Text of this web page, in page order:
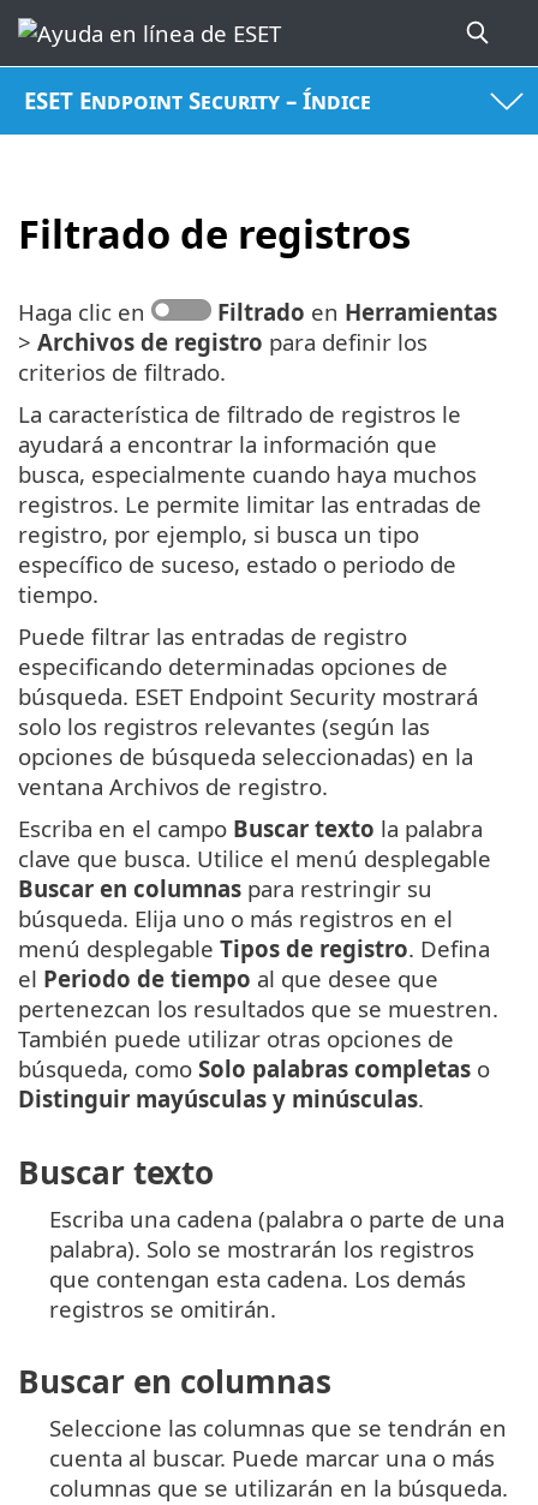
ESET Endpoint Security – Índice
Filtrado de registros
Haga clic en Filtrado en Herramientas
> Archivos de registro para definir los
criterios de filtrado.
La característica de filtrado de registros le
ayudará a encontrar la información que
busca, especialmente cuando haya muchos
registros. Le permite limitar las entradas de
registro, por ejemplo, si busca un tipo
específico de suceso, estado o periodo de
tiempo.
Puede filtrar las entradas de registro
especificando determinadas opciones de
búsqueda. ESET Endpoint Security mostrará
solo los registros relevantes (según las
opciones de búsqueda seleccionadas) en la
ventana Archivos de registro.
Escriba en el campo Buscar texto la palabra
clave que busca. Utilice el menú desplegable
Buscar en columnas para restringir su
búsqueda. Elija uno o más registros en el
menú desplegable Tipos de registro. Defina
el Periodo de tiempo al que desee que
pertenezcan los resultados que se muestren.
También puede utilizar otras opciones de
búsqueda, como Solo palabras completas o
Distinguir mayúsculas y minúsculas.
Buscar texto
Escriba una cadena (palabra o parte de una
palabra). Solo se mostrarán los registros
que contengan esta cadena. Los demás
registros se omitirán.
Buscar en columnas
Seleccione las columnas que se tendrán en
cuenta al buscar. Puede marcar una o más
columnas que se utilizarán en la búsqueda.